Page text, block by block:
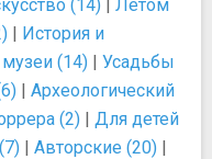
(14)
Летом
| История и
(14) | Усадьбы
| Археологический
(2) | Для детей
| Авторские (20) |